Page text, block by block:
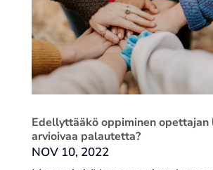
Edellyttääkö oppiminen opettajan
arvioivaa palautetta?
NOV 10, 2022